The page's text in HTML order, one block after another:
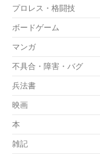
プロレス・格闘技
ボードゲーム
マンガ
不具合・障害・バグ
兵法書
映画
本
雑記